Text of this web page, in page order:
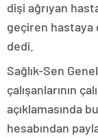
dişi ağrıyan
geçiren hastaya
dedi.
Sağlık-Sen
çalışanlarının
açıklamasında
hesabından